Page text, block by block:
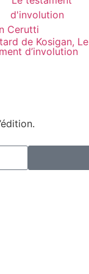
Cerutti
de Kosigan, Le
d’involution